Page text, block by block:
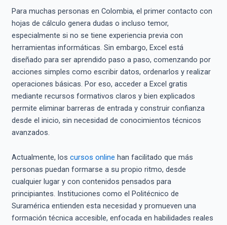
Para muchas personas en Colombia, el primer contacto con
hojas de cálculo genera dudas o incluso temor,
especialmente si no se tiene experiencia previa con
herramientas informáticas. Sin embargo, Excel está
diseñado para ser aprendido paso a paso, comenzando por
acciones simples como escribir datos, ordenarlos y realizar
operaciones básicas. Por eso, acceder a Excel gratis
mediante recursos formativos claros y bien explicados
permite eliminar barreras de entrada y construir confianza
desde el inicio, sin necesidad de conocimientos técnicos
avanzados.
Actualmente, los cursos online han facilitado que más
personas puedan formarse a su propio ritmo, desde
cualquier lugar y con contenidos pensados para
principiantes. Instituciones como el Politécnico de
Suramérica entienden esta necesidad y promueven una
formación técnica accesible, enfocada en habilidades reales